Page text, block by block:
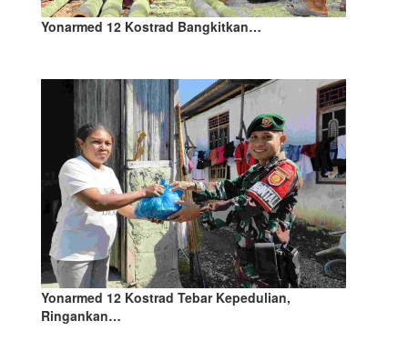
Yonarmed 12 Kostrad Bangkitkan…
Yonarmed 12 Kostrad Tebar Kepedulian,
Ringankan…